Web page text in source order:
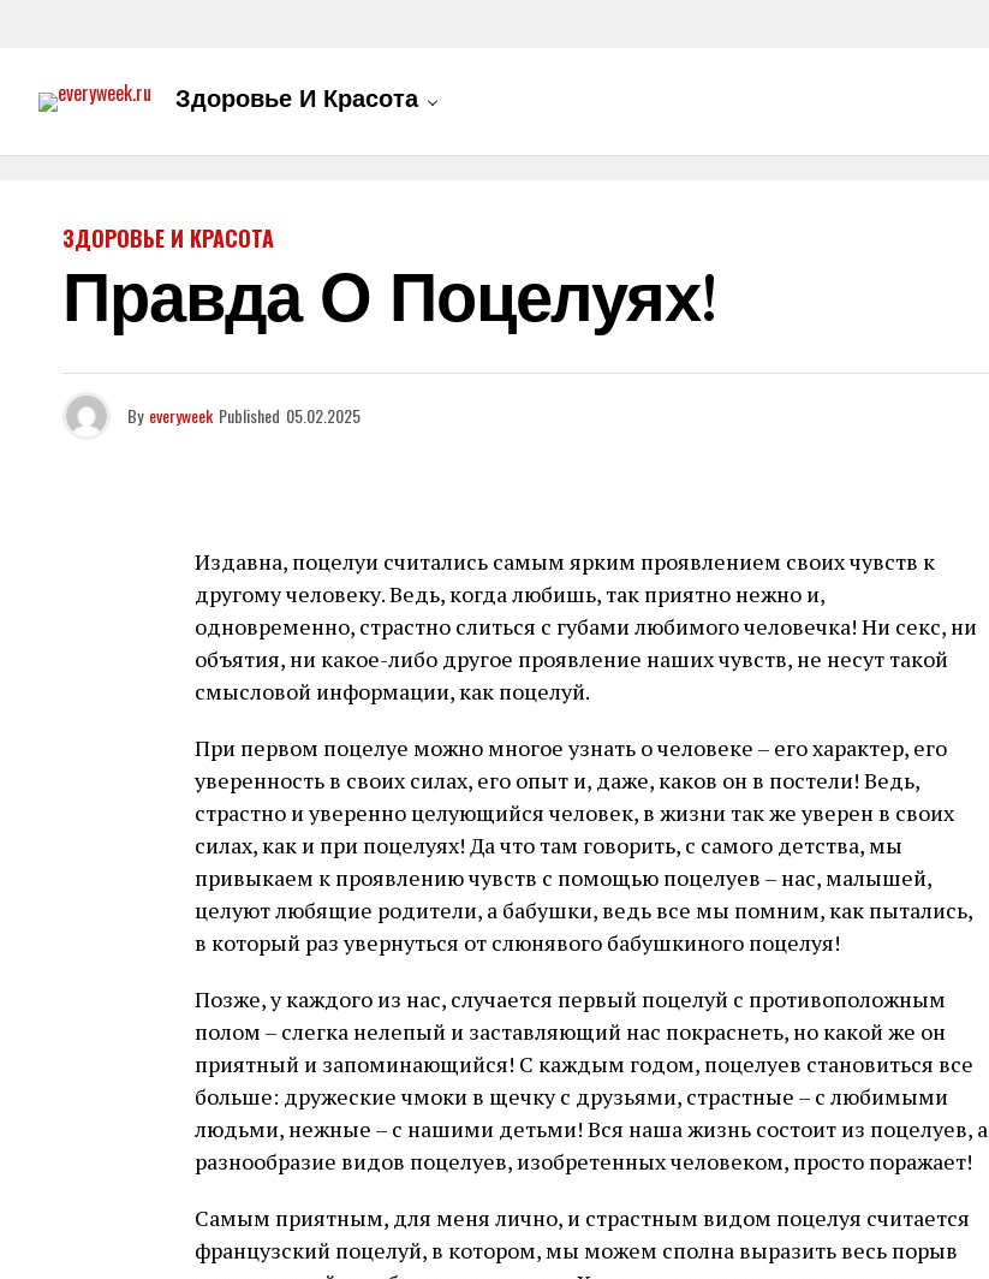
Здоровье И Красота
ЗДОРОВЬЕ И КРАСОТА
Правда О Поцелуях!
By everyweek Published 05.02.2025
Издавна, поцелуи считались самым ярким проявлением своих чувств к
другому человеку. Ведь, когда любишь, так приятно нежно и,
одновременно, страстно слиться с губами любимого человечка! Ни секс, ни
объятия, ни какое-либо другое проявление наших чувств, не несут такой
смысловой информации, как поцелуй.
При первом поцелуе можно многое узнать о человеке – его характер, его
уверенность в своих силах, его опыт и, даже, каков он в постели! Ведь,
страстно и уверенно целующийся человек, в жизни так же уверен в своих
силах, как и при поцелуях! Да что там говорить, с самого детства, мы
привыкаем к проявлению чувств с помощью поцелуев – нас, малышей,
целуют любящие родители, а бабушки, ведь все мы помним, как пытались,
в который раз увернуться от слюнявого бабушкиного поцелуя!
Позже, у каждого из нас, случается первый поцелуй с противоположным
полом – слегка нелепый и заставляющий нас покраснеть, но какой же он
приятный и запоминающийся! С каждым годом, поцелуев становиться все
больше: дружеские чмоки в щечку с друзьями, страстные – с любимыми
людьми, нежные – с нашими детьми! Вся наша жизнь состоит из поцелуев, а
разнообразие видов поцелуев, изобретенных человеком, просто поражает!
Самым приятным, для меня лично, и страстным видом поцелуя считается
французский поцелуй, в котором, мы можем сполна выразить весь порыв